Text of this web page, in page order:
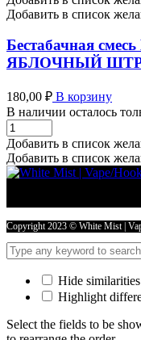
-
СЛИВОЧНАЯ
КАРАМЕЛЬ
количество
Добавить в список
Бестабачная
ЯБЛОЧНЫЙ
180,00 ₽ В корзину
В наличии осталось
Бестабачная
смесь
Brusko
Strong
ЯБЛОЧНЫЙ
ШТРУДЕЛЬ
количество
Добавить в список
Добавить в список
Copyright 2023 © White Mist |
Hide similarities
Highlight
Select the fields to be